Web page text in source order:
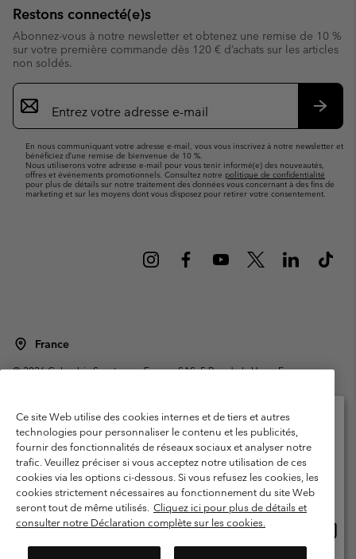
Restons connecté(e)s
Abonnez-vous à notre newsletter et obtenez une remise de 10 %
sur votre première commande dès 120 € d’achats sur les articles
non soldés.
Inscription
par
e-
En nous communiquant votre adresse e-mail, vous vous inscrivez à notre newsletter et
bénéficiez d’une remise de bienvenue de 10 %.
Nous utiliserons votre adresse e-mail pour vous tenir informé(e) des nouveautés,
offres et événements promotionnels. Consultez notre politique de confidentialité
pour plus de détails sur notre traitement des données vous concernant à des fins de
marketing et sur les moyens dont vous disposez pour retirer votre consentement.
France
©2026Columbia Sportswear Europe SAS. 5 Rue de la Haye, Espace
Garanties Légales
Politique de confidentialité
Conditions d'utilisation - Membres
Conditions D'utilisation - Contenu généré par l'utilisateur
Impressum
Cookies
Public CBCR
Service client: Lun - Sam de 9h à 13h et de 14h à 18h
Ce site Web utilise des cookies internes et de tiers et autres
technologies pour personnaliser le contenu et les publicités,
fournir des fonctionnalités de réseaux sociaux et analyser notre
trafic. Veuillez préciser si vous acceptez notre utilisation de ces
cookies via les options ci-dessous. Si vous refusez les cookies, les
cookies strictement nécessaires au fonctionnement du site Web
seront tout de même utilisés. Cliquez ici pour plus de détails et
consulter notre Déclaration complète sur les cookies.
Veuillez sélectionner votre pays d’expédition et
votre langue
Achats en ligne disponibles
United States